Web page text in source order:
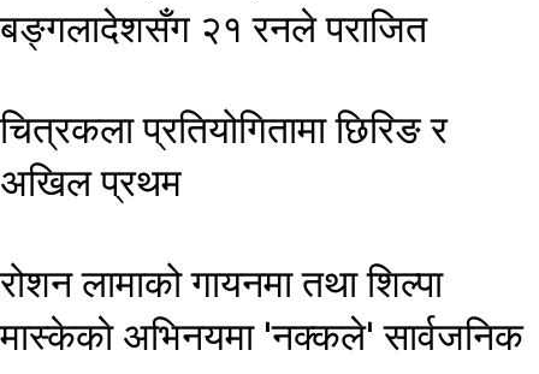
बङ्गलादेशसँग २१ रनले पराजित
चित्रकला प्रतियोगितामा छिरिङ र
अखिल प्रथम
रोशन लामाको गायनमा तथा शिल्पा
मास्केकाे अभिनयमा 'नक्कले' सार्वजनिक